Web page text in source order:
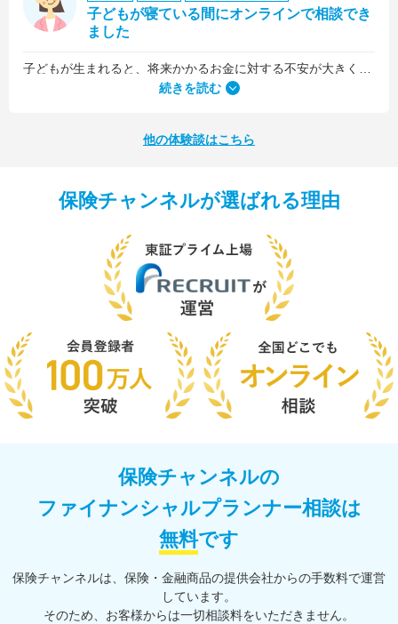
子どもが寝ている間にオンラインで相談でき
ました
何より、とても親身になって対応してくださって大満足。うちと同じように子どもの将来のお金のことで悩んでいる友人にも教えました。
続きを読む
他の体験談はこちら
保険チャンネルが選ばれる理由
保険チャンネルの
ファイナンシャルプランナー相談は
無料です
保険チャンネルは、保険・⾦融商品の提供会社からの⼿数料で運営
しています。
そのため、お客様からは一切相談料をいただきません。